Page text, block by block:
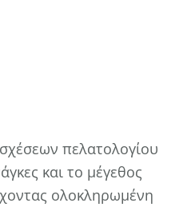
πελατολογίου
και το μέγεθος
ολοκληρωμένη